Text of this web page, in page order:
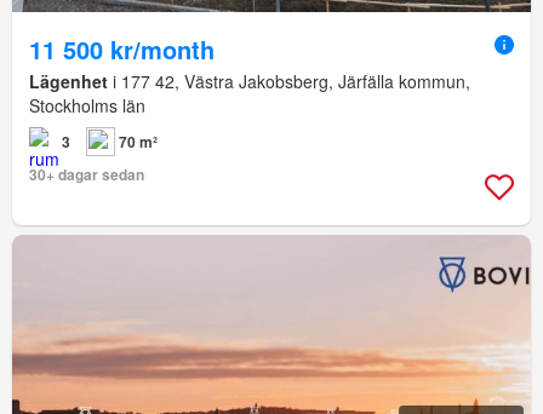
11 500 kr/month
Lägenhet i 177 42, Västra Jakobsberg, Järfälla kommun,
Stockholms län
3
70 m²
30+ dagar sedan